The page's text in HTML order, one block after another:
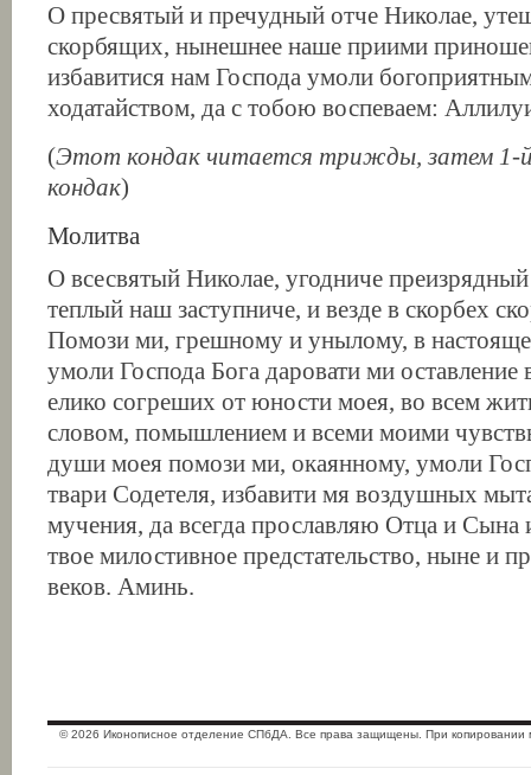
О пресвятый и пречудный отче Николае,
скорбящих, нынешнее наше приими
избавитися нам Господа умоли
ходатайством, да с тобою воспеваем:
(Этот кондак читается трижды, затем 1-й
кондак)
Молитва
О всесвятый Николае, угодниче
теплый наш заступниче, и везде в скорбех
Помози ми, грешному и унылому, в
умоли Господа Бога даровати ми оставление
елико согреших от юности моея, во всем
словом, помышлением и всеми моими
души моея помози ми, окаянному, умоли
твари Содетеля, избавити мя воздушных
мучения, да всегда прославляю Отца и Сына
твое милостивное предстательство, ныне и
веков. Аминь.
© 2026 Иконописное отделение СПбДА. Все права защищены. При копировании